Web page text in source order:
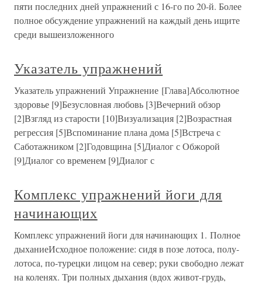
пяти последних дней упражнений с 16-го по 20-й. Более
полное обсуждение упражнений на каждый день ищите
среди вышеизложенного
Указатель упражнений
Указатель упражнений Упражнение [Глава]Абсолютное
здоровье [9]Безусловная любовь [3]Вечерний обзор
[2]Взгляд из старости [10]Визуализация [2]Возрастная
регрессия [5]Вспоминание плана дома [5]Встреча с
Саботажником [2]Годовщина [5]Диалог с Обжорой
[9]Диалог со временем [9]Диалог с
Комплекс упражнений йоги для
начинающих
Комплекс упражнений йоги для начинающих 1. Полное
дыханиеИсходное положение: сидя в позе лотоса, полу-
лотоса, по-турецки лицом на север; руки свободно лежат
на коленях. Три полных дыхания (вдох живот-грудь,